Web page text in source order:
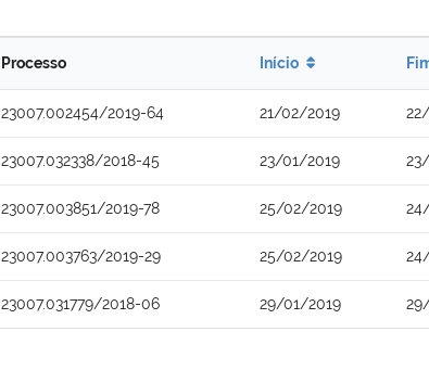
Processo Início
23007.002454/2019-64 21/02/2019
23007.032338/2018-45 23/01/2019
23007.003851/2019-78 25/02/2019
23007.003763/2019-29 25/02/2019
23007.031779/2018-06 29/01/2019